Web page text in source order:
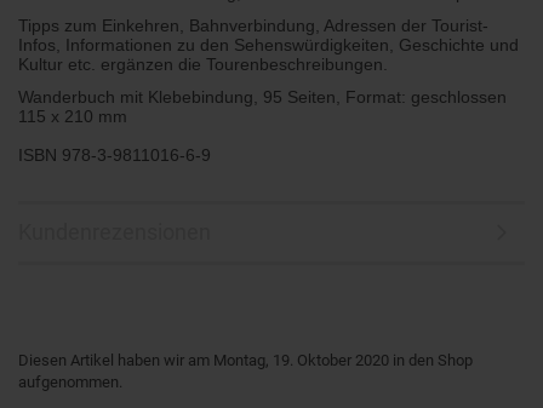
Tipps zum Einkehren, Bahnverbindung, Adressen der Tourist-
Infos, Informationen zu den Sehenswürdigkeiten, Geschichte und
Kultur etc. ergänzen die Tourenbeschreibungen.
Wanderbuch mit Klebebindung, 95 Seiten, Format: geschlossen
115 x 210 mm
ISBN 978-3-9811016-6-9
Diesen Artikel haben wir am Montag, 19. Oktober 2020 in den Shop
aufgenommen.